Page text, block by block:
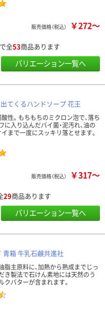
販売価格（税込） ￥272～
全53商品あります
バリエーション一覧へ
てくるハンドソープ 花王
性。もちもちのミクロン泡で、落ち
に入り込んだバイ菌・泥汚れ、油の
イまで一度にスッキリ落とせます。
販売価格（税込） ￥317～
29商品あります
バリエーション一覧へ
青箱 牛乳石鹸共進社
脂主原料に、加熱から熟成までじっ
き製法で石けん素地には天然のう
クバターが含まれます。